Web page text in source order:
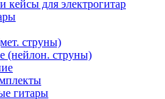
кейсы для электрогитар
струны)
(нейлон. струны)
гитары